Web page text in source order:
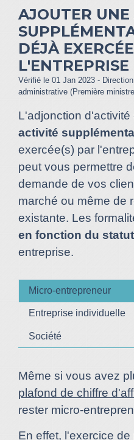
AJOUTER
DÉJÀ
L'ENTREPRISE
Vérifié le 01 Jan 2023 -
administrative (Première
L'adjonction d'activité
activité
exercée(s) par
peut vous permettre
demande de vos
marché ou même de
existante. Les
en fonction du
entreprise.
Micro-entrepreneur
Entreprise individuelle
Société
Même si vous avez
plafond de chiffre
rester micro-
En effet, l'exercice